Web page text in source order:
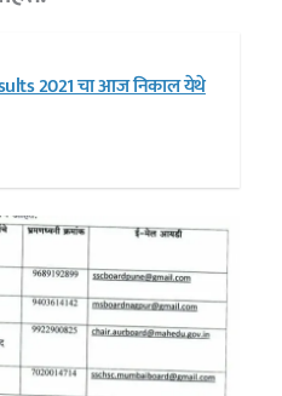
2021 चा आज निकाल येथे